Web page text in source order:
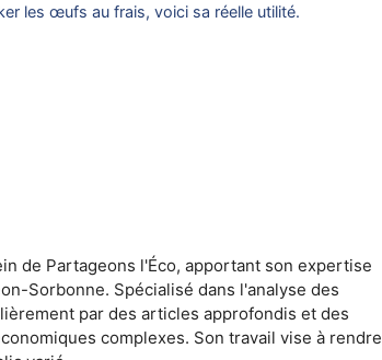
les œufs au frais, voici sa réelle utilité.
de Partageons l'Éco, apportant son expertise
Sorbonne. Spécialisé dans l'analyse des
par des articles approfondis et des
complexes. Son travail vise à rendre